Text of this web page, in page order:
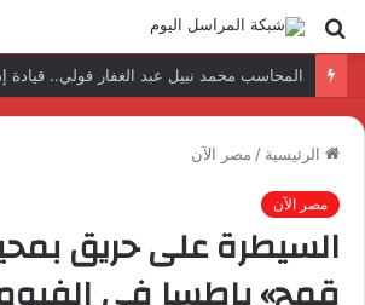
بحث
عن
الرئيسية / مصر الآن
مصر الآن
السيطرة على حريق